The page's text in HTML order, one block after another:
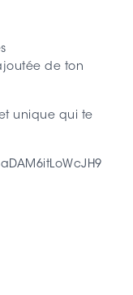
de ton
unique qui te